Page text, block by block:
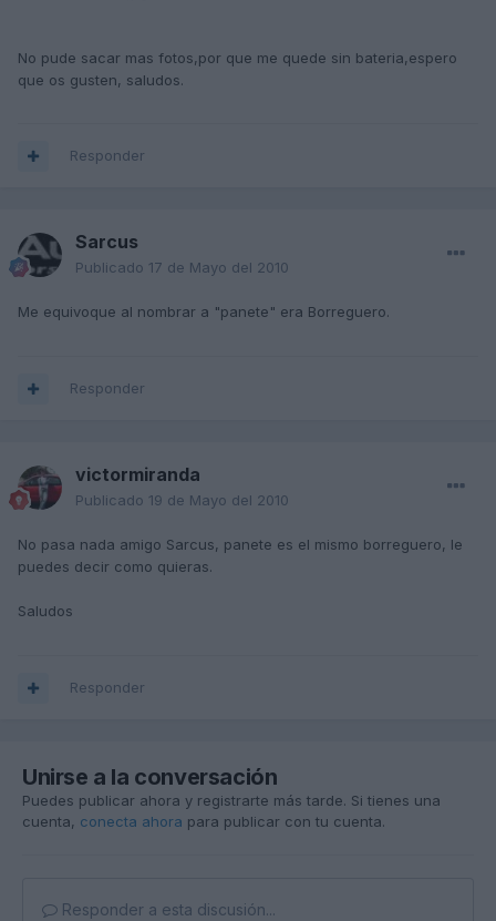
No pude sacar mas fotos,por que me quede sin bateria,espero
que os gusten, saludos.
Responder
Sarcus
Publicado 17 de Mayo del 2010
Me equivoque al nombrar a "panete" era Borreguero.
Responder
victormiranda
Publicado 19 de Mayo del 2010
No pasa nada amigo Sarcus, panete es el mismo borreguero, le
puedes decir como quieras.
Saludos
Responder
Unirse a la conversación
Puedes publicar ahora y registrarte más tarde. Si tienes una
cuenta, conecta ahora para publicar con tu cuenta.
Responder a esta discusión...